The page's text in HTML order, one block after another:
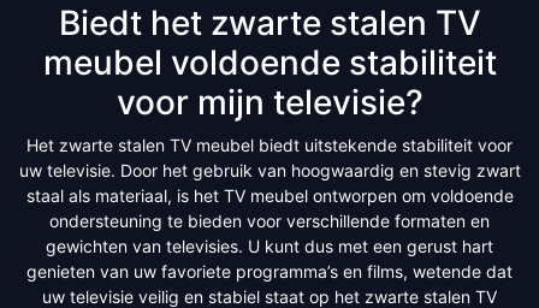
Biedt het zwarte stalen TV
meubel voldoende stabiliteit
voor mijn televisie?
Het zwarte stalen TV meubel biedt uitstekende stabiliteit voor
uw televisie. Door het gebruik van hoogwaardig en stevig zwart
staal als materiaal, is het TV meubel ontworpen om voldoende
ondersteuning te bieden voor verschillende formaten en
gewichten van televisies. U kunt dus met een gerust hart
genieten van uw favoriete programma’s en films, wetende dat
uw televisie veilig en stabiel staat op het zwarte stalen TV